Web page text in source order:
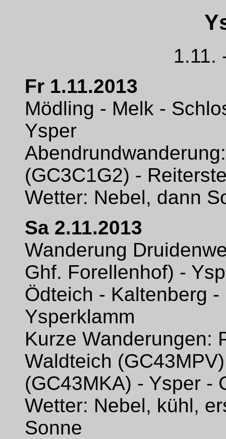
1.11.
Fr 1.11.2013
Mödling - Melk -
Ysper
(GC3C1G2) -
Wetter: Nebel, dann
Sa 2.11.2013
Wanderung
Ghf. Forellenhof) -
Ödteich - Kaltenberg
Ysperklamm
Kurze Wanderungen:
Waldteich
(GC43MKA) - Ysper -
Wetter: Nebel, kühl,
Sonne